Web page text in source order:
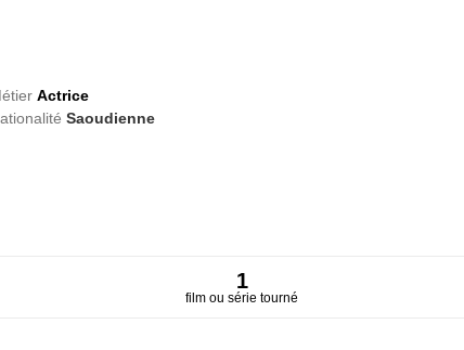
Actrice
Saoudienne
1
film ou série tourné